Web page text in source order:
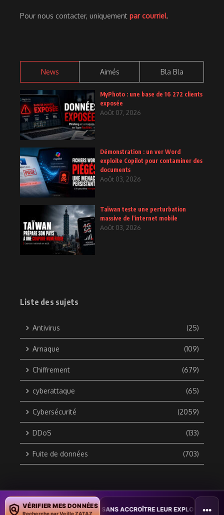
Pour nous contacter, uniquement par courriel.
News Aimés Bla Bla
MyPhoto : une base de 16 272 clients
exposée
Août 07, 2026
Démonstration : un ver Word
exploite Copilot pour contaminer des
documents
Août 03, 2026
Taïwan teste une perturbation
massive de l’internet mobile
Août 03, 2026
Liste des sujets
Antivirus (25)
Arnaque (109)
Chiffrement (679)
cyberattaque (65)
Cybersécurité (2059)
DDoS (133)
Fuite de données (703)
Copyright © 2010 / 2026 DATA SECURITY BREACH - Groupe
ZATAZ Média
VÉRIFIER MES DONNÉES
Recherche par Veille ZATAZ
PLUS DE FAILLES SANS ACCROÎTRE LEUR EXPLOITATION • •••